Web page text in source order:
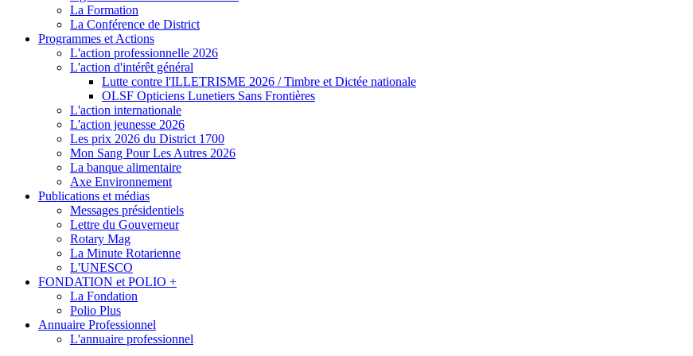
La Formation
La Conférence de District
Programmes et Actions
L'action professionnelle 2026
L'action d'intérêt général
Lutte contre l'ILLETRISME 2026 / Timbre et Dictée nationale
OLSF Opticiens Lunetiers Sans Frontières
L'action internationale
L'action jeunesse 2026
Les prix 2026 du District 1700
Mon Sang Pour Les Autres 2026
La banque alimentaire
Axe Environnement
Publications et médias
Messages présidentiels
Lettre du Gouverneur
Rotary Mag
La Minute Rotarienne
L'UNESCO
FONDATION et POLIO +
La Fondation
Polio Plus
Annuaire Professionnel
L'annuaire professionnel